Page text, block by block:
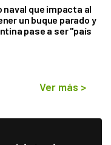
que impacta al
un buque parado y
pase a ser "país
Ver más >